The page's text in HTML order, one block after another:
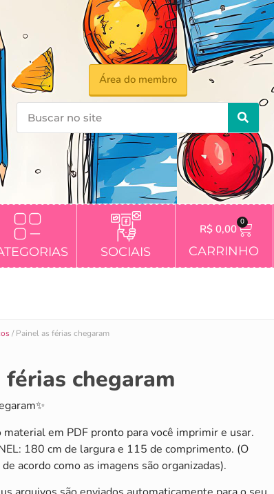
Área do membro
SOCIAIS
R$0,00
0
CARRINHO
/ Painel as férias chegaram
férias chegaram
material em PDF pronto para você imprimir e usar.
180 cm de largura e 115 de comprimento. (O
acordo como as imagens são organizadas).